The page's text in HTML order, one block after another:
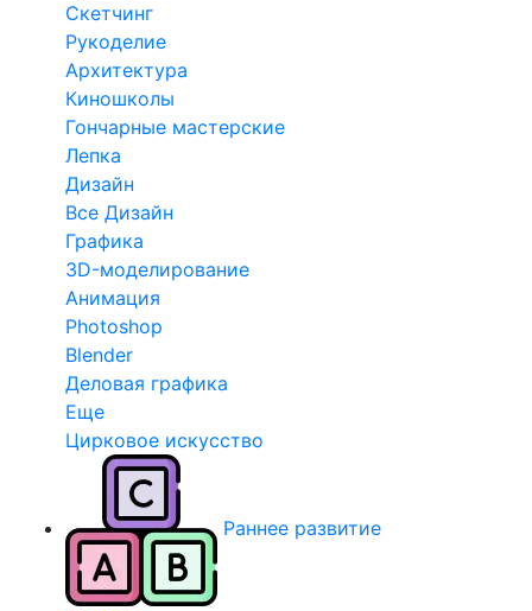
Скетчинг
Рукоделие
Архитектура
Киношколы
Гончарные мастерские
Лепка
Дизайн
Все Дизайн
Графика
3D-моделирование
Анимация
Photoshop
Blender
Деловая графика
Еще
Цирковое искусство
Раннее развитие